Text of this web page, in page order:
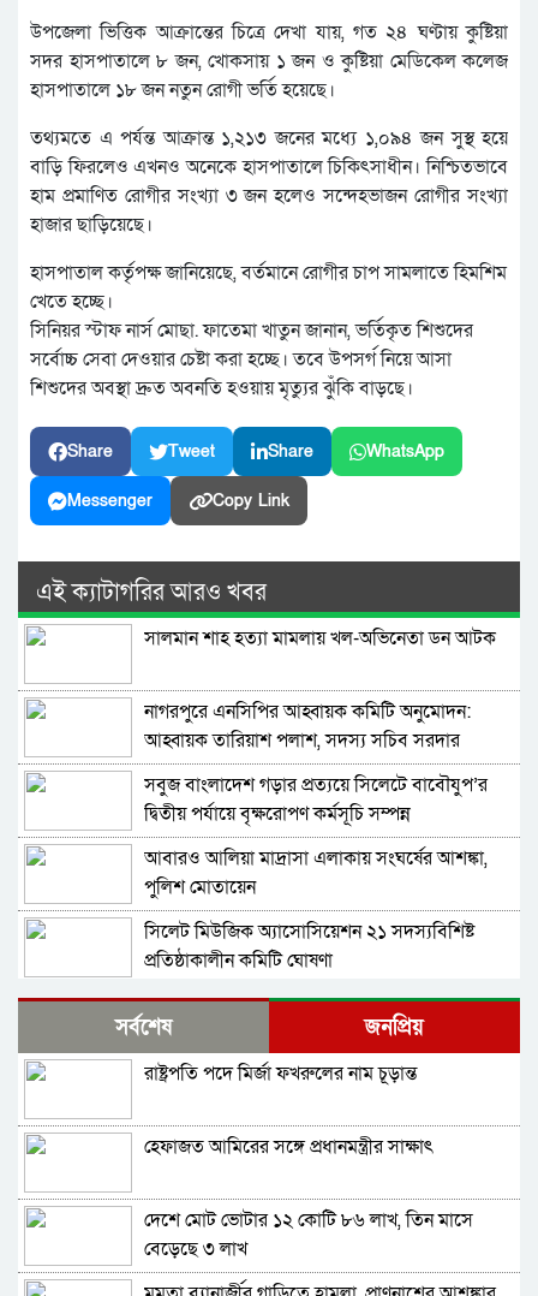
উপজেলা ভিত্তিক আক্রান্তের চিত্রে দেখা যায়, গত ২৪ ঘণ্টায় কুষ্টিয়া
সদর হাসপাতালে ৮ জন, খোকসায় ১ জন ও কুষ্টিয়া মেডিকেল কলেজ
হাসপাতালে ১৮ জন নতুন রোগী ভর্তি হয়েছে।
তথ্যমতে এ পর্যন্ত আক্রান্ত ১,২১৩ জনের মধ্যে ১,০৯৪ জন সুস্থ হয়ে
বাড়ি ফিরলেও এখনও অনেকে হাসপাতালে চিকিৎসাধীন। নিশ্চিতভাবে
হাম প্রমাণিত রোগীর সংখ্যা ৩ জন হলেও সন্দেহভাজন রোগীর সংখ্যা
হাজার ছাড়িয়েছে।
হাসপাতাল কর্তৃপক্ষ জানিয়েছে, বর্তমানে রোগীর চাপ সামলাতে হিমশিম
খেতে হচ্ছে।
সিনিয়র স্টাফ নার্স মোছা. ফাতেমা খাতুন জানান, ভর্তিকৃত শিশুদের
সর্বোচ্চ সেবা দেওয়ার চেষ্টা করা হচ্ছে। তবে উপসর্গ নিয়ে আসা
শিশুদের অবস্থা দ্রুত অবনতি হওয়ায় মৃত্যুর ঝুঁকি বাড়ছে।
Share Tweet Share WhatsApp
Messenger Copy Link
এই ক্যাটাগরির আরও খবর
সালমান শাহ হত্যা মামলায় খল-অভিনেতা ডন আটক
নাগরপুরে এনসিপির আহ্বায়ক কমিটি অনুমোদন:
আহ্বায়ক তারিয়াশ পলাশ, সদস্য সচিব সরদার
আশরাফ
সবুজ বাংলাদেশ গড়ার প্রত্যয়ে সিলেটে বাবৌযুপ’র
দ্বিতীয় পর্যায়ে বৃক্ষরোপণ কর্মসূচি সম্পন্ন
আবারও আলিয়া মাদ্রাসা এলাকায় সংঘর্ষের আশঙ্কা,
পুলিশ মোতায়েন
সিলেট মিউজিক অ্যাসোসিয়েশন ২১ সদস্যবিশিষ্ট
প্রতিষ্ঠাকালীন কমিটি ঘোষণা
বাঘা পৌরসভায় রাস্তা ও ড্রেনের কাজের ভিত্তিপ্রস্তর
স্থাপন করলেন-এমপি চাঁদ
নিরাপত্তার নিশ্চয়তা পেলে ‘দেশে ফিরতে প্রস্তুত’ সাকিব,
চট্টগ্রামে সাবেক শিক্ষামন্ত্রী নওফেলের বাসভবনে আগুন
বগুড়ায় ও সিলেটে দুই ঘণ্টার ব্যবধানে সড়ক দুর্ঘটনায়
শিশুসহ প্রাণ গেল ১৫ জনের
সর্বশেষ জনপ্রিয়
রাষ্ট্রপতি পদে মির্জা ফখরুলের নাম চূড়ান্ত
হেফাজত আমিরের সঙ্গে প্রধানমন্ত্রীর সাক্ষাৎ
দেশে মোট ভোটার ১২ কোটি ৮৬ লাখ, তিন মাসে
বেড়েছে ৩ লাখ